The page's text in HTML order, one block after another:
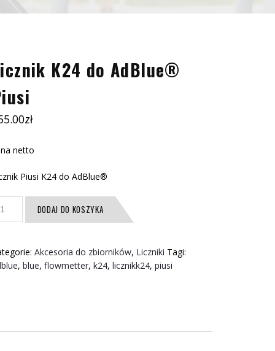
K24 do AdBlue®
zł
netto
Piusi K24 do AdBlue®
DODAJ DO KOSZYKA
Akcesoria do zbiorników, Liczniki Tagi:
, blue, flowmetter, k24, licznikk24, piusi